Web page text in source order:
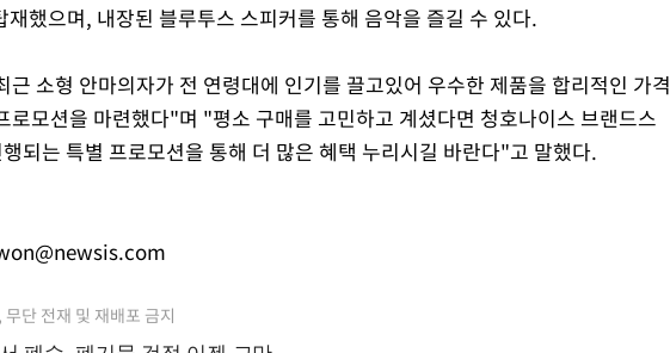
재했으며, 내장된 블루투스 스피커를 통해 음악을 즐길 수 있다.
소형 안마의자가 전 연령대에 인기를 끌고있어 우수한 제품을 합리적인 가격
로모션을 마련했다"며 "평소 구매를 고민하고 계셨다면 청호나이스 브랜드스
되는 특별 프로모션을 통해 더 많은 혜택 누리시길 바란다"고 말했다.
단 전재 및 재배포 금지